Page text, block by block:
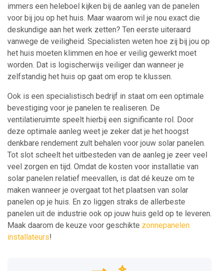
immers een heleboel kijken bij de aanleg van de panelen
voor bij jou op het huis. Maar waarom wil je nou exact die
deskundige aan het werk zetten? Ten eerste uiteraard
vanwege de veiligheid. Specialisten weten hoe zij bij jou op
het huis moeten klimmen en hoe er veilig gewerkt moet
worden. Dat is logischerwijs veiliger dan wanneer je
zelfstandig het huis op gaat om erop te klussen.
Ook is een specialistisch bedrijf in staat om een optimale
bevestiging voor je panelen te realiseren. De
ventilatieruimte speelt hierbij een significante rol. Door
deze optimale aanleg weet je zeker dat je het hoogst
denkbare rendement zult behalen voor jouw solar panelen.
Tot slot scheelt het uitbesteden van de aanleg je zeer veel
veel zorgen en tijd. Omdat de kosten voor installatie van
solar panelen relatief meevallen, is dat dé keuze om te
maken wanneer je overgaat tot het plaatsen van solar
panelen op je huis. En zo liggen straks de allerbeste
panelen uit de industrie ook op jouw huis geld op te leveren.
Maak daarom de keuze voor geschikte zonnepanelen
installateurs!